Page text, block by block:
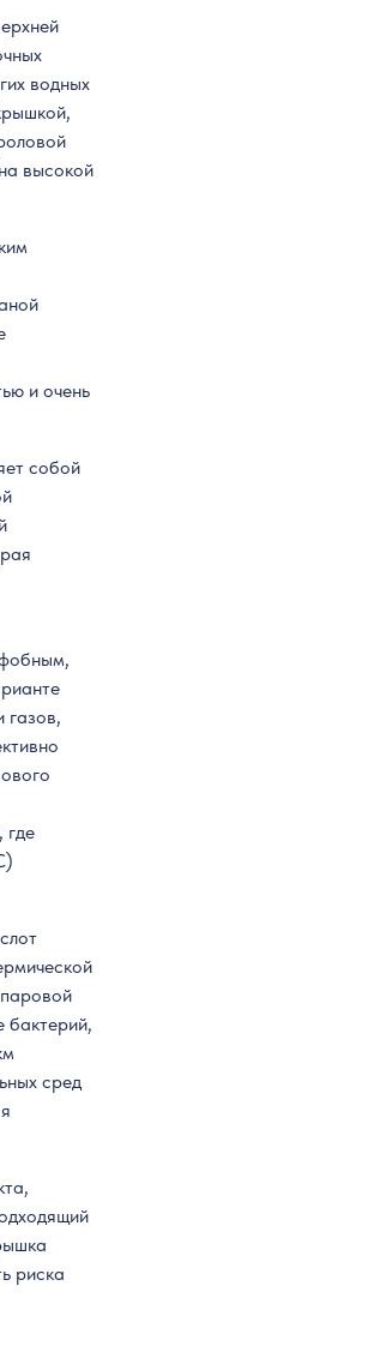
водных
высокой
и очень
собой
газов,
где
бактерий,
сред
риска